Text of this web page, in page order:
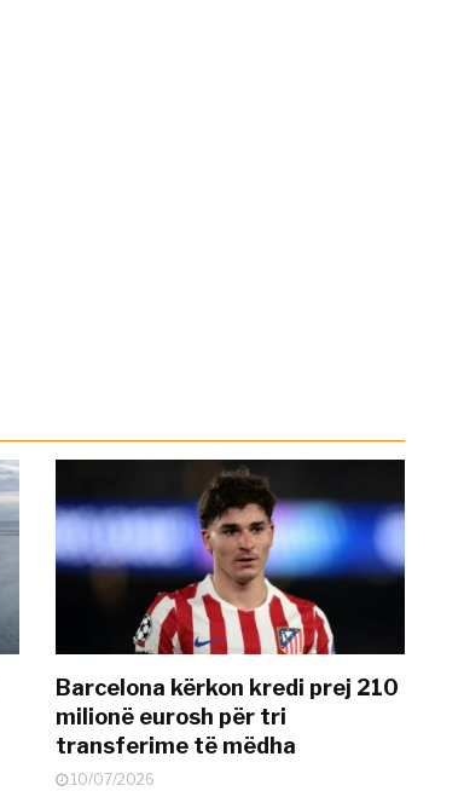
Barcelona kërkon kredi prej 210
milionë eurosh për tri
transferime të mëdha
10/07/2026